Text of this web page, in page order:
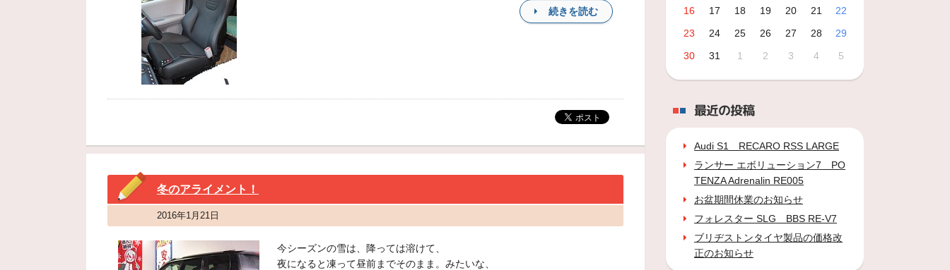
続きを読む
冬のアライメント！
2016年1月21日
今シーズンの雪は、降っては溶けて、
夜になると凍って昼前までそのまま。みたいな、
16
17 18 19 20 21
22
23
24 25 26 27 28
29
30
31 1 2 3 4 5
最近の投稿
Audi S1 RECARO RSS LARGE
ランサー エボリューション7 PO
TENZA Adrenalin RE005
お盆期間休業のお知らせ
フォレスター SLG BBS RE-V7
ブリヂストンタイヤ製品の価格改
正のお知らせ